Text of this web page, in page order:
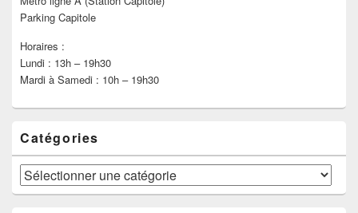
Parking Capitole
Horaires :
Lundi : 13h – 19h30
Mardi à Samedi : 10h – 19h30
Catégories
Catégories